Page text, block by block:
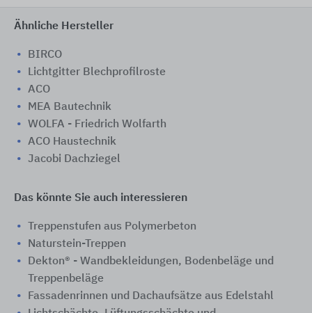
Ähnliche Hersteller
BIRCO
Lichtgitter Blechprofilroste
ACO
MEA Bautechnik
WOLFA - Friedrich Wolfarth
ACO Haustechnik
Jacobi Dachziegel
Das könnte Sie auch interessieren
Treppenstufen aus Polymerbeton
Naturstein-Treppen
Dekton® - Wandbekleidungen, Bodenbeläge und
Treppenbeläge
Fassadenrinnen und Dachaufsätze aus Edelstahl